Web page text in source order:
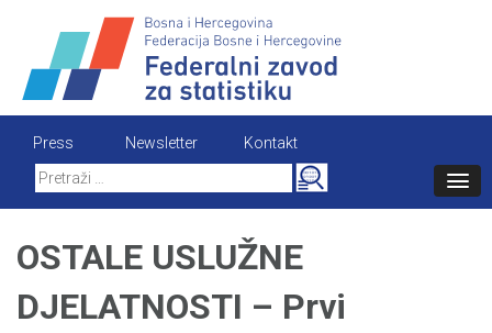
content
Press Newsletter
Kontakt
Search
for:
OSTALE USLUŽNE
DJELATNOSTI – Prvi